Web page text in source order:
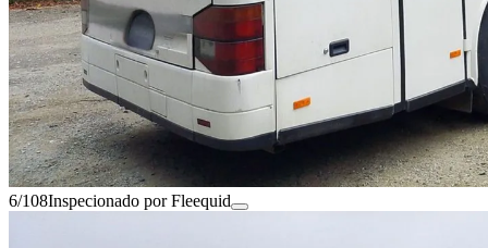
6/108Inspecionado por Fleequid